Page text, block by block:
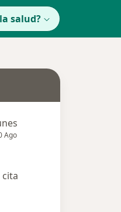
salud?
Ago